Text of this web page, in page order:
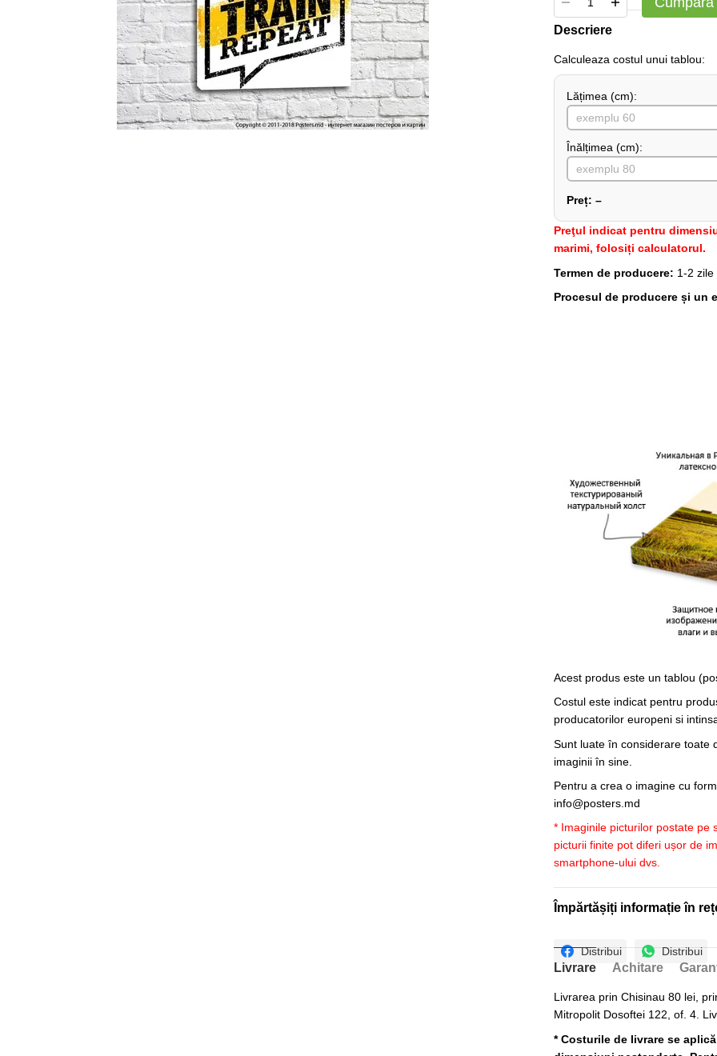
Descriere
Сalculeaza costul unui tablou:
Lățimea (сm):
Înălțimea (cm):
Preț: –
Preţul indicat pentru
marimi, folosiți calculatorul.
Termen de producere: 1-2
Procesul de producere și un
Acest produs este un tablou
Costul este indicat pentru
producatorilor europeni si
Sunt luate în considerare toate
imaginii în sine.
Pentru a crea o imagine cu
info@posters.md
* Imaginile picturilor postate pe
picturii finite pot diferi ușor de
smartphone-ului dvs.
Împărtășiți informație în
Distribui Distribui
Livrare Achitare
Livrarea prin Chisinau 80 lei,
Mitropolit Dosoftei 122, of. 4.
* Costurile de livrare se